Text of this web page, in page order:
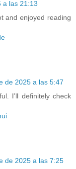
a las 21:13
and enjoyed reading
de 2025 a las 5:47
I’ll definitely check
de 2025 a las 7:25